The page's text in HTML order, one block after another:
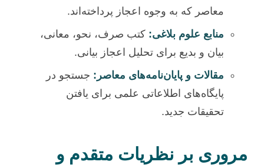
معاصر که به وجوه اعجاز پرداخته‌اند.
منابع علوم بلاغی: کتب صرف، نحو، معانی،
بیان و بدیع برای تحلیل اعجاز بیانی.
مقالات و پایان‌نامه‌های معاصر: جستجو در
پایگاه‌های اطلاعاتی علمی برای یافتن
تحقیقات جدید.
مروری بر نظریات متقدم و